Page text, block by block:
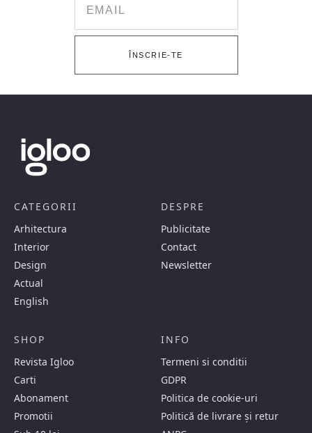
ÎNSCRIE-TE
CATEGORII
Arhitectura
Interior
Design
Actual
English
DESPRE
Publicitate
Contact
Newsletter
SHOP
Revista Igloo
Carti
Abonament
Promotii
INFO
Termeni si conditii
GDPR
Politica de cookie-uri
Politică de livrare și retur